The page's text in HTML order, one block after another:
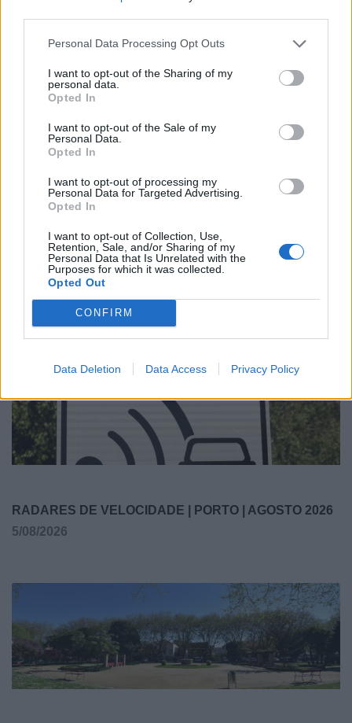
Personal Data Processing Opt Outs
I want to opt-out of the Sharing of my
personal data.
Opted In
I want to opt-out of the Sale of my
Personal Data.
Opted In
I want to opt-out of processing my
Personal Data for Targeted Advertising.
Opted In
I want to opt-out of Collection, Use,
Retention, Sale, and/or Sharing of my
Personal Data that Is Unrelated with the
Purposes for which it was collected.
Opted Out
CONFIRM
Data Deletion Data Access Privacy Policy
JOÃO FONTE REFORÇA EQUIPA DE FUTSAL DO FC
DOURO BRIDGES ESTREIA-SE NO CIRCUITO LUSO-
GALAICO COM QUATRO CENTENAS DE
NADADORES
RADARES DE VELOCIDADE | PORTO | AGOSTO 2026
5/08/2026